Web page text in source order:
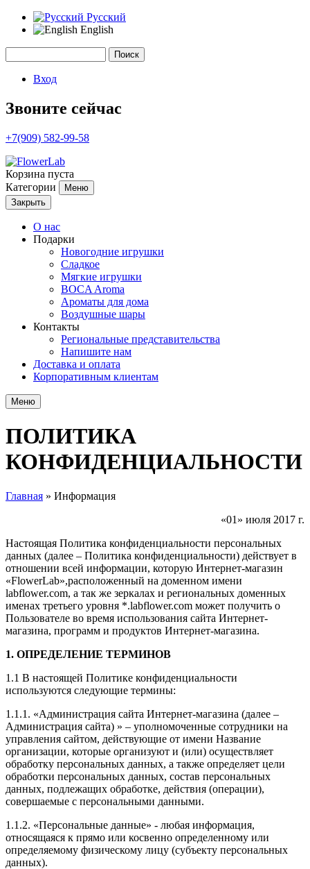
Русский
English
Вход
Звоните сейчас
+7(909) 582-99-58
Корзина пуста
Категории
Меню
Закрыть
О нас
Подарки
Новогодние игрушки
Сладкое
Мягкие игрушки
BOCA Aroma
Ароматы для дома
Воздушные шары
Контакты
Региональные представительства
Напишите нам
Доставка и оплата
Корпоративным клиентам
Меню
ПОЛИТИКА
КОНФИДЕНЦИАЛЬНОСТИ
Главная » Информация
«01» июля 2017 г.
Настоящая Политика конфиденциальности персональных
данных (далее – Политика конфиденциальности) действует в
отношении всей информации, которую Интернет-магазин
«FlowerLab»,расположенный на доменном имени
labflower.com, а так же зеркалах и региональных доменных
именах третьего уровня *.labflower.com может получить о
Пользователе во время использования сайта Интернет-
магазина, программ и продуктов Интернет-магазина.
1. ОПРЕДЕЛЕНИЕ ТЕРМИНОВ
1.1 В настоящей Политике конфиденциальности
используются следующие термины:
1.1.1. «Администрация сайта Интернет-магазина (далее –
Администрация сайта) » – уполномоченные сотрудники на
управления сайтом, действующие от имени Название
организации, которые организуют и (или) осуществляет
обработку персональных данных, а также определяет цели
обработки персональных данных, состав персональных
данных, подлежащих обработке, действия (операции),
совершаемые с персональными данными.
1.1.2. «Персональные данные» - любая информация,
относящаяся к прямо или косвенно определенному или
определяемому физическому лицу (субъекту персональных
данных).